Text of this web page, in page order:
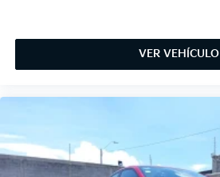
VER VEHÍCULO